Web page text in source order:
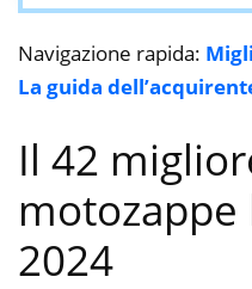
Navigazione rapida:
La guida
Il 42
motozappe
2024